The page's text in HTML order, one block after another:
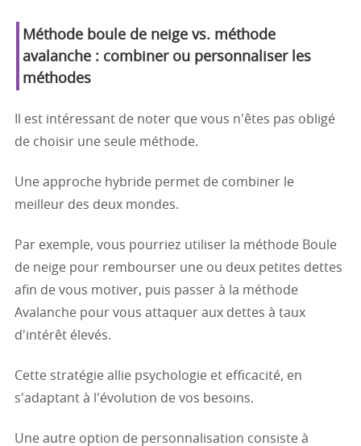
Méthode boule de neige vs. méthode
avalanche : combiner ou personnaliser les
méthodes
Il est intéressant de noter que vous n'êtes pas obligé
de choisir une seule méthode.
Une approche hybride permet de combiner le
meilleur des deux mondes.
Par exemple, vous pourriez utiliser la méthode Boule
de neige pour rembourser une ou deux petites dettes
afin de vous motiver, puis passer à la méthode
Avalanche pour vous attaquer aux dettes à taux
d'intérêt élevés.
Cette stratégie allie psychologie et efficacité, en
s'adaptant à l'évolution de vos besoins.
Une autre option de personnalisation consiste à